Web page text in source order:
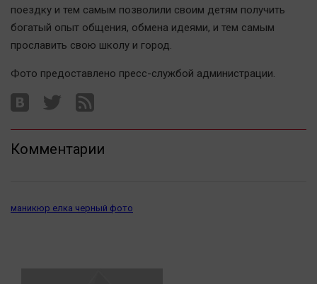
поездку и тем самым позволили своим детям получить
богатый опыт общения, обмена идеями, и тем самым
прославить свою школу и город.
Фото предоставлено пресс-службой администрации.
Комментарии
маникюр елка черный фото